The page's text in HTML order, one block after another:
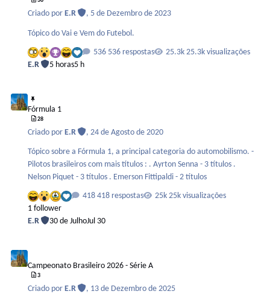
Criado porE.R , 5 de Dezembro de 2023
Tópico do Vai e Vem do Futebol.
536 respostas
25.3k visualizações
E.R
5 horas5 h
Fórmula 1
28
Criado porE.R ,24 de Agosto de 2020
Tópico sobre a Fórmula 1, a principal categoria do automobilismo. -
Pilotos brasileiros com mais títulos : . Ayrton Senna - 3 títulos .
Nelson Piquet - 3 títulos . Emerson Fittipaldi - 2 títulos
418 respostas
25k visualizações
1 follower
E.R
30 de JulhoJul 30
Campeonato Brasileiro 2026 - Série A
3
Criado porE.R , 13 de Dezembro de 2025